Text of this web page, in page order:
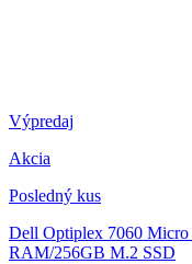
Výpredaj
Akcia
Posledný kus
Dell Optiplex 7060 Micro
RAM/256GB M.2 SSD